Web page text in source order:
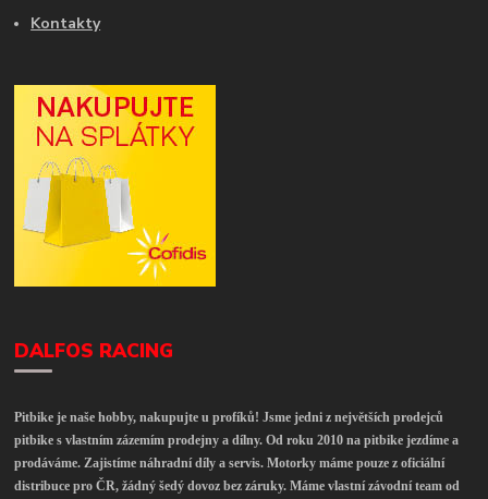
Kontakty
DALFOS RACING
Pitbike je naše hobby, nakupujte u profíků! Jsme jedni z největších prodejců
pitbike s vlastním zázemím prodejny a dílny. Od roku 2010 na pitbike jezdíme a
prodáváme. Zajistíme náhradní díly a servis. Motorky máme pouze z oficiální
distribuce pro ČR, žádný šedý dovoz bez záruky. Máme vlastní závodní team od